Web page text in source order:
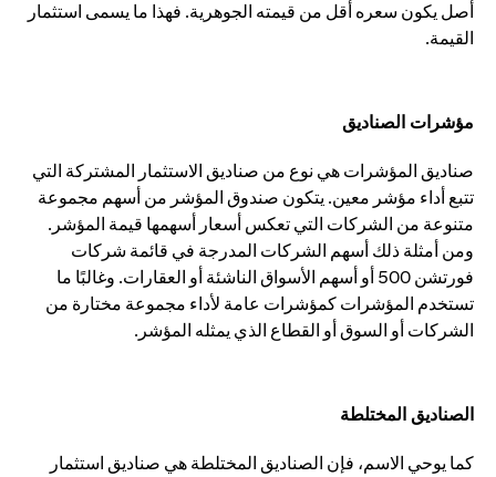
أصل يكون سعره أقل من قيمته الجوهرية. فهذا ما يسمى استثمار
القيمة.
مؤشرات الصناديق
صناديق المؤشرات هي نوع من صناديق الاستثمار المشتركة التي
تتبع أداء مؤشر معين. يتكون صندوق المؤشر من أسهم مجموعة
متنوعة من الشركات التي تعكس أسعار أسهمها قيمة المؤشر.
ومن أمثلة ذلك أسهم الشركات المدرجة في قائمة شركات
فورتشن 500 أو أسهم الأسواق الناشئة أو العقارات. وغالبًا ما
تستخدم المؤشرات كمؤشرات عامة لأداء مجموعة مختارة من
الشركات أو السوق أو القطاع الذي يمثله المؤشر.
الصناديق المختلطة
كما يوحي الاسم، فإن الصناديق المختلطة هي صناديق استثمار